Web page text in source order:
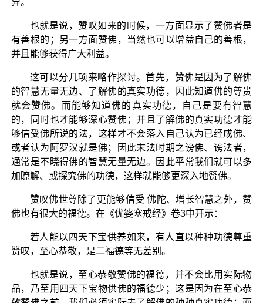
也就是说，赞叹如来的时候，一方面显示了赞佛者是
有善根的；另一方面赞佛，当然也可以增益自己的善根，
并且能够获得广大利益。
这可以分几项来略作探讨。首先，赞佛是因为了解佛
的智慧无量无边、了解佛的真实功德，因此知道佛的尊贵
就会赞佛。而能够知道佛的真实功德，自己是要有智慧
的，同时也才能够深心赞佛；并且了解佛的真实功德才能
够信受佛所说的法，这样才不会落入自己认为已经成佛、
或者认为阿罗汉就是佛；因此末法时期之谤佛、谤法者，
通常是不晓得佛的智慧无量无边。因此平常我们就可以多
加瞭解、或探究佛的功德，这样就能够更深入地赞佛。
赞叹佛世尊除了更能够信受 佛陀、增长智慧之外，赞
佛也有很大的福德。在《优婆塞戒经》卷3中开示：
若人能以四天下宝供养如来，有人直以种种功德尊重
赞叹，至心恭敬，是二福德等无差别。
也就是说，至心恭敬赞佛的福德，并不会比用实际物
品，乃至用四天下宝物供佛的福德少；这是因为在至心恭